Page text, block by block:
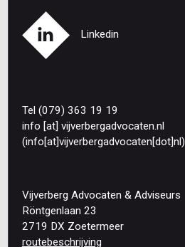
Linkedin
Tel (079) 363 19 19
info [at] vijverbergadvocaten.nl
(info[at]vijverbergadvocaten[dot]nl)
Vijverberg Advocaten & Adviseurs
Röntgenlaan 23
2719 DX Zoetermeer
routebeschrijving